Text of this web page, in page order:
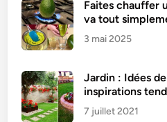
Faites chauffer
va tout
3 mai 2025
Jardin : Idées
inspirations
7 juillet 2021